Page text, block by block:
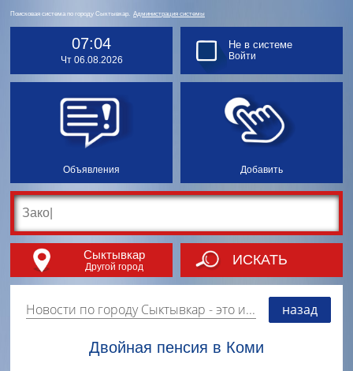
Поисковая система по городу Сыктывкар. Администрация системы
07:04
Чт 06.08.2026
Объявления Добавить
Не в системе
Войти
Сыктывкар
Другой город ИСКАТЬ
Новости по городу Сыктывкар - это информация о событиях, мероприятиях и торгово-коммерческой деятельности города. Страницу наполняют платные и бесплатные объявления, имеющие функцию "поднятия вверх списка". назад
Двойная пенсия в Коми